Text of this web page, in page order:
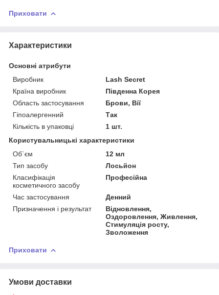
Приховати
Характеристики
Основні атрибути
Виробник
Lash Secret
Країна виробник
Південна Корея
Область застосування
Брови, Вії
Гіпоалергенний
Так
Кількість в упаковці
1 шт.
Користувальницькі характеристики
Об`єм
12 мл
Тип засобу
Лосьйон
Класифікація
косметичного засобу
Професійна
Час застосування
Денний
Призначення і результат
Відновлення,
Оздоровлення, Живлення,
Стимуляція росту,
Зволоження
Приховати
Умови доставки